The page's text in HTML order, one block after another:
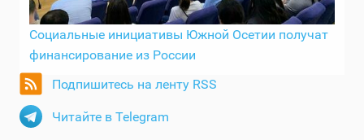
Социальные инициативы Южной Осетии получат
финансирование из России
Подпишитесь на ленту RSS
Читайте в Telegram